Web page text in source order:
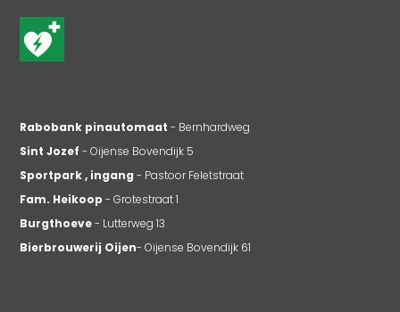
Rabobank pinautomaat - Bernhardweg
Sint Jozef - Oijense Bovendijk 5
Sportpark , ingang - Pastoor Feletstraat
Fam. Heikoop - Grotestraat 1
Burgthoeve- Lutterweg 13
Bierbrouwerij Oijen- Oijense Bovendijk 61